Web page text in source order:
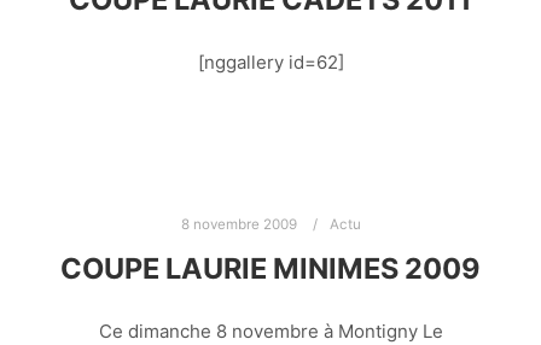
[nggallery id=62]
8 novembre 2009 Actu
COUPE LAURIE MINIMES 2009
Ce dimanche 8 novembre à Montigny Le